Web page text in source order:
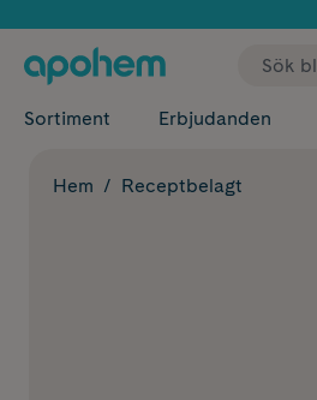
Sortiment Erbjudanden
Hem Receptbelagt